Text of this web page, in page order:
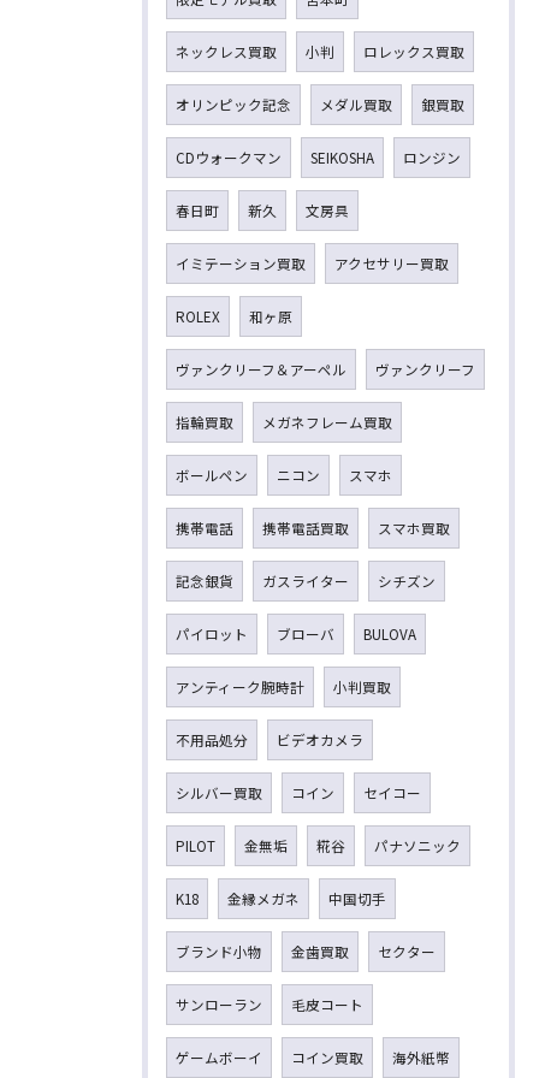
ネックレス買取 小判 ロレックス買取
オリンピック記念 メダル買取 銀買取
CDウォークマン SEIKOSHA ロンジン
春日町 新久 文房具
イミテーション買取 アクセサリー買取
ROLEX 和ヶ原
ヴァンクリーフ＆アーペル ヴァンクリーフ
指輪買取 メガネフレーム買取
ボールペン ニコン スマホ
携帯電話 携帯電話買取 スマホ買取
記念銀貨 ガスライター シチズン
パイロット ブローバ BULOVA
アンティーク腕時計 小判買取
不用品処分 ビデオカメラ
シルバー買取 コイン セイコー
PILOT 金無垢 糀谷 パナソニック
K18 金縁メガネ 中国切手
ブランド小物 金歯買取 セクター
サンローラン 毛皮コート
ゲームボーイ コイン買取 海外紙幣